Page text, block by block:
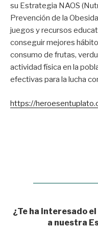
su Estrategia NAOS
Prevención de la
juegos y recursos
conseguir mejores
consumo de frutas,
actividad física en la
efectivas para la lucha
https://
¿Te ha interesado
a nuestra